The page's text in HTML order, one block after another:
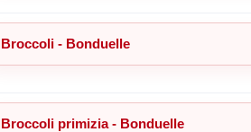
Broccoli - Bonduelle
Broccoli primizia - Bonduelle